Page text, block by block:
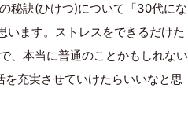
秘訣(ひけつ)について「30代にな
います。ストレスをできるだけた
、本当に普通のことかもしれない
充実させていけたらいいなと思